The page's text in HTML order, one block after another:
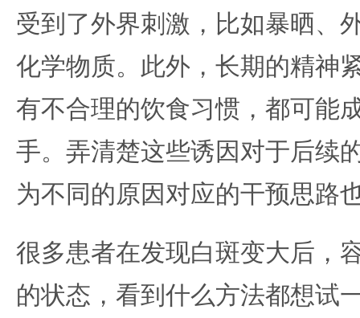
受到了外界刺激，比如暴晒、
化学物质。此外，长期的精神
有不合理的饮食习惯，都可能
手。弄清楚这些诱因对于后续
为不同的原因对应的干预思路
很多患者在发现白斑变大后，
的状态，看到什么方法都想试